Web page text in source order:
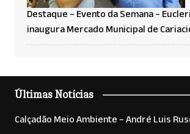
Destaque – Evento da Semana –
inaugura Mercado Municipal de
Últimas Notícias
Calçadão Meio Ambiente – André Luis